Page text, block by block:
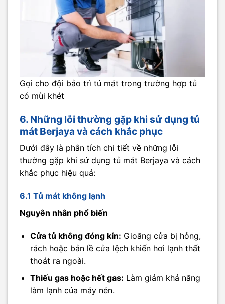
Gọi cho đội bảo trì tủ mát trong trường hợp tủ
có mùi khét
6. Những lỗi thường gặp khi sử dụng tủ
mát Berjaya và cách khắc phục
Dưới đây là phân tích chi tiết về những lỗi
thường gặp khi sử dụng tủ mát Berjaya và cách
khắc phục hiệu quả:
6.1 Tủ mát không lạnh
Nguyên nhân phổ biến
Cửa tủ không đóng kín: Gioăng cửa bị hỏng,
rách hoặc bản lề cửa lệch khiến hơi lạnh thất
thoát ra ngoài.
Thiếu gas hoặc hết gas: Làm giảm khả năng
làm lạnh của máy nén.